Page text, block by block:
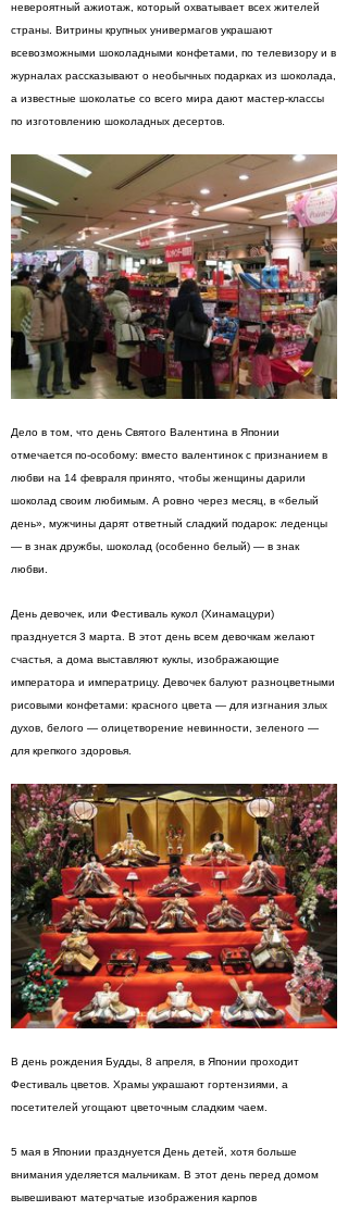
невероятный ажиотаж, который охватывает всех жителей
страны. Витрины крупных универмагов украшают
всевозможными шоколадными конфетами, по телевизору и в
журналах рассказывают о необычных подарках из шоколада,
а известные шоколатье со всего мира дают мастер-классы
по изготовлению шоколадных десертов.
Дело в том, что день Святого Валентина в Японии
отмечается по-особому: вместо валентинок с признанием в
любви на 14 февраля принято, чтобы женщины дарили
шоколад своим любимым. А ровно через месяц, в «белый
день», мужчины дарят ответный сладкий подарок: леденцы
— в знак дружбы, шоколад (особенно белый) — в знак
любви.
День девочек, или Фестиваль кукол (Хинамацури)
празднуется 3 марта. В этот день всем девочкам желают
счастья, а дома выставляют куклы, изображающие
императора и императрицу. Девочек балуют разноцветными
рисовыми конфетами: красного цвета — для изгнания злых
духов, белого — олицетворение невинности, зеленого —
для крепкого здоровья.
В день рождения Будды, 8 апреля, в Японии проходит
Фестиваль цветов. Храмы украшают гортензиями, а
посетителей угощают цветочным сладким чаем.
5 мая в Японии празднуется День детей, хотя больше
внимания уделяется мальчикам. В этот день перед домом
вывешивают матерчатые изображения карпов